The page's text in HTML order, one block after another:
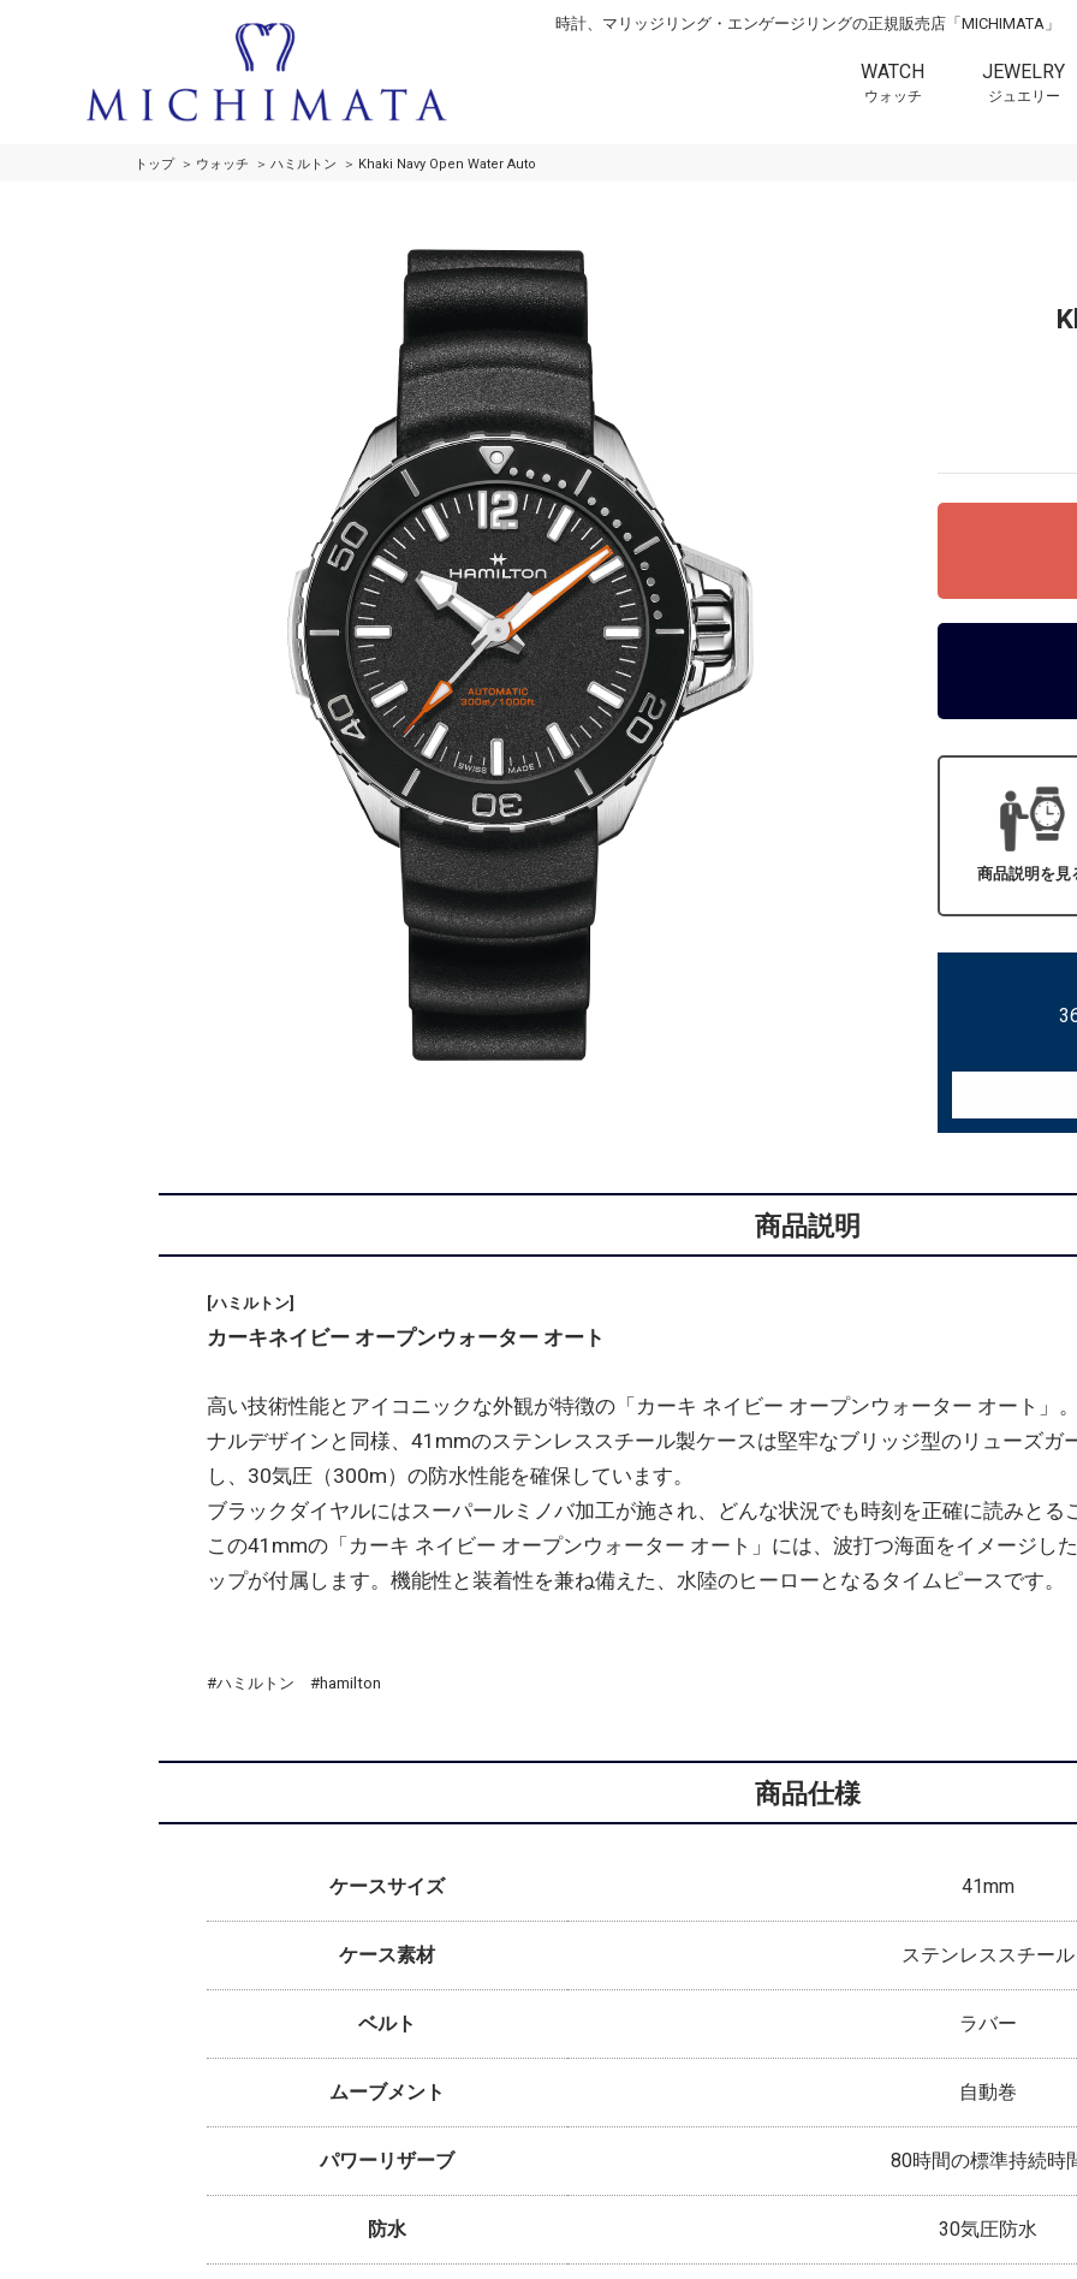
時計、マリッジリング・エンゲージリングの正規販売店「MICHIMATA」
WATCH
ウォッチ
JEWELRY
ジュエリー
トップ ウォッチ ハミルトン Khaki Navy Open Water Auto
商品説明を見
商品説明
[ハミルトン]
カーキネイビー オープンウォーター オート
高い技術性能とアイコニックな外観が特徴の「カーキ ネイビー オープンウォーター オート」
ナルデザインと同様、41mmのステンレススチール製ケースは堅牢なブリッジ型のリューズガ
し、30気圧（300m）の防水性能を確保しています。
ブラックダイヤルにはスーパールミノバ加工が施され、どんな状況でも時刻を正確に読みとる
この41mmの「カーキ ネイビー オープンウォーター オート」には、波打つ海面をイメージし
ップが付属します。機能性と装着性を兼ね備えた、水陸のヒーローとなるタイムピースです。
#ハミルトン #hamilton
商品仕様
ケースサイズ 41mm
ケース素材 ステンレススチール
ベルト ラバー
ムーブメント 自動巻
パワーリザーブ 80時間の標準持続時
防水 30気圧防水